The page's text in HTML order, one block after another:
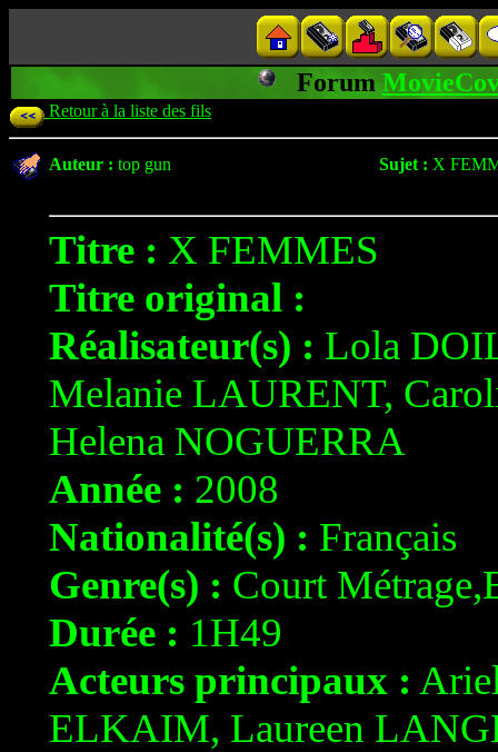
Forum
Retour à la liste des fils
Auteur : top gun Sujet : X
Titre : X FEMMES
Titre original :
Réalisateur(s) : Lola
Melanie LAURENT,
Helena NOGUERRA
Année : 2008
Nationalité(s) : Français
Genre(s) : Court
Durée : 1H49
Acteurs principaux :
ELKAIM, Laureen